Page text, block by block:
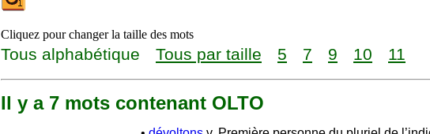
Cliquez pour changer la taille des mots
Tous alphabétique Tous par taille 5 7 9 10 11
Il y a 7 mots contenant OLTO